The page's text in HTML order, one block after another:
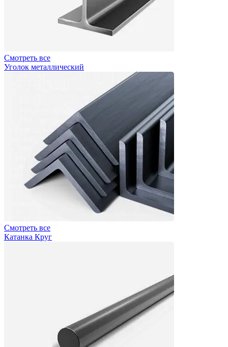
Смотреть все
Уголок металлический
Смотреть все
Катанка Круг